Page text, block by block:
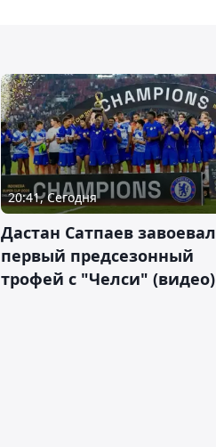
20:41, Сегодня
Дастан Сатпаев завоевал
первый предсезонный
трофей с "Челси" (видео)